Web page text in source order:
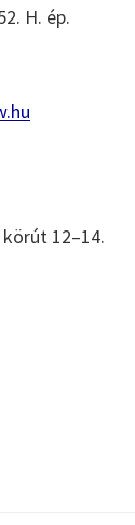
H. ép.
12–14.